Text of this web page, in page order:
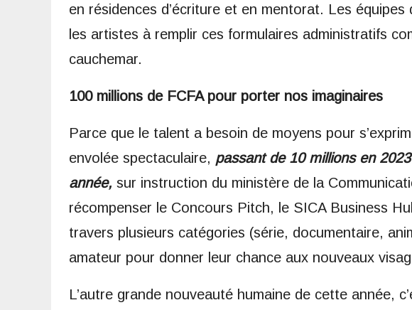
en résidences d’écriture et en mentorat. Les équipes
les artistes à remplir ces formulaires administratifs
cauchemar.
100 millions de FCFA pour porter nos imaginaires
​Parce que le talent a besoin de moyens pour
envolée spectaculaire, passant de 10 millions en
année, sur instruction du ministère de la
récompenser le Concours Pitch, le SICA Business
travers plusieurs catégories (série, documentaire,
amateur pour donner leur chance aux nouveaux
​L’autre grande nouveauté humaine de cette année,